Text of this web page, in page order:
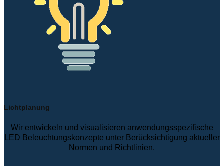
Lichtplanung
Wir entwickeln und visualisieren anwendungsspezifische
LED Beleuchtungskonzepte unter Berücksichtigung aktueller
Normen und Richtlinien.